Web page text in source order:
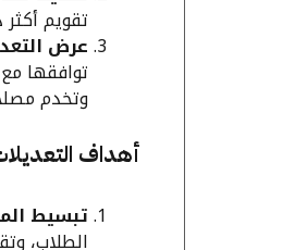
تقويم
عرض
توافقها
وتخدم
أهداف
تبسيط
الطلاب،